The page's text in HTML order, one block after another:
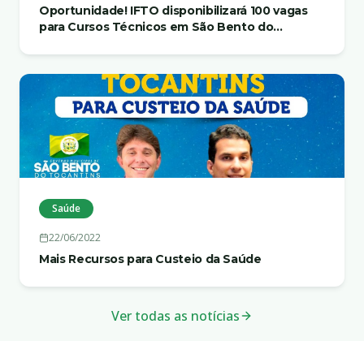
Oportunidade! IFTO disponibilizará 100 vagas
para Cursos Técnicos em São Bento do
Saúde
22/06/2022
Mais Recursos para Custeio da Saúde
Ver todas as notícias